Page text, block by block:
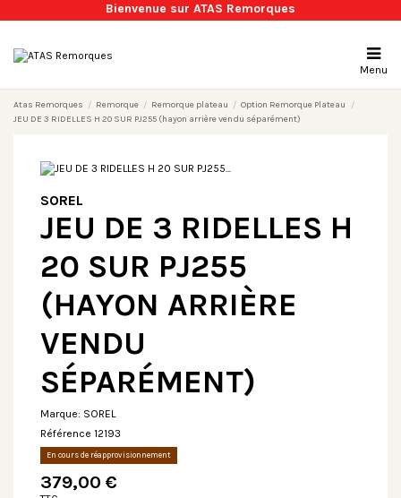
Bienvenue sur ATAS Remorques
Menu
Atas Remorques Remorque Remorque plateau
Option Remorque Plateau
JEU DE 3 RIDELLES H 20 SUR PJ255 (hayon arrière vendu séparément)
SOREL
JEU DE 3 RIDELLES H
20 SUR PJ255
(HAYON ARRIÈRE
VENDU
SÉPARÉMENT)
Marque: SOREL
Référence 12193
En cours de réapprovisionnement
379,00 €